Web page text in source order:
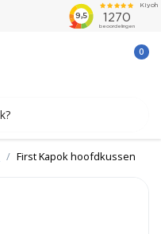
0
First Kapok hoofdkussen